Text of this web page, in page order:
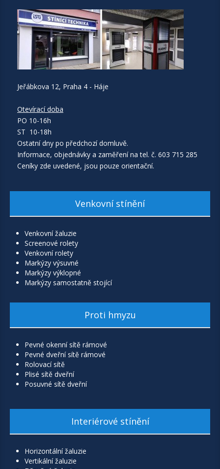
Jeřábkova 12, Praha 4 - Háje
Otevírací doba
PO 10-16h
ST 10-18h
Ostatní dny po předchozí domluvě.
Informace, objednávky a zaměření na tel. č. 603 715 285
Ceníky zde uvedené, jsou pouze orientační.
Venkovní stínění
Venkovní žaluzie
Screenové rolety
Venkovní rolety
Markýzy výsuvné
Markýzy výklopné
Markýzy samostatně stojící
Proti hmyzu
Pevné okenní sítě rámové
Pevné dveřní sítě rámové
Rolovací sítě
Plisé sítě dveřní
Posuvné sítě dveřní
Interiérové stínění
Horizontální žaluzie
Vertikální žaluzie